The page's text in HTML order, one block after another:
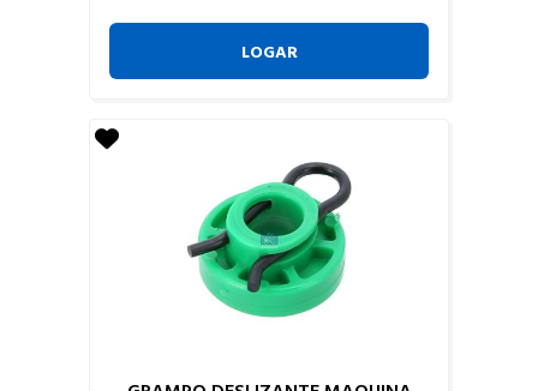
LOGAR